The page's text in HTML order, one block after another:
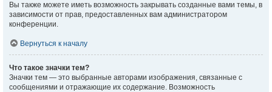
Вы также можете иметь возможность закрывать созданные вами темы, в
зависимости от прав, предоставленных вам администратором
конференции.
Вернуться к началу
Что такое значки тем?
Значки тем — это выбранные авторами изображения, связанные с
сообщениями и отражающие их содержание. Возможность